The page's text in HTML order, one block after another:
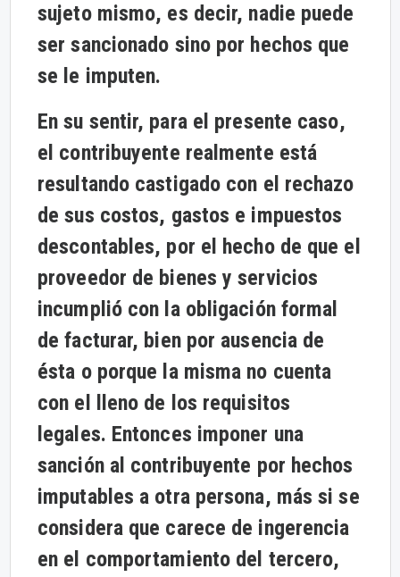
sujeto mismo, es decir, nadie puede
ser sancionado sino por hechos que
se le imputen.
En su sentir, para el presente caso,
el contribuyente realmente está
resultando castigado con el rechazo
de sus costos, gastos e impuestos
descontables, por el hecho de que el
proveedor de bienes y servicios
incumplió con la obligación formal
de facturar, bien por ausencia de
ésta o porque la misma no cuenta
con el lleno de los requisitos
legales. Entonces imponer una
sanción al contribuyente por hechos
imputables a otra persona, más si se
considera que carece de ingerencia
en el comportamiento del tercero,